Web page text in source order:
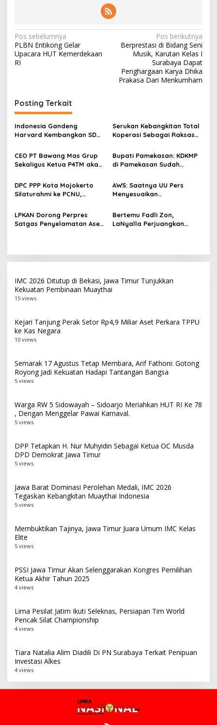
N
a
v
a
s
i
o
Pos sebelumnya
PLBN Entikong Gelar
Upacara HUT Kemerdekaan
RI
Pos berikutnya
Berprestasi di Bidang Seni
Musik, Karutan Kelas I
Surabaya Dapat
Penghargaan Karya Dhika
Prakasa Dari Menkumham
Posting Terkait
Indonesia Gandeng
Harvard Kembangkan SDM
Dunia
Serukan Kebangkitan Total
Koperasi Sebagai Raksasa
79
CEO PT Bawang Mas Grup
Sekaligus Ketua P4TM akan
Tembakau di Madura
Bupati Pamekasan: KDKMP
di Pamekasan Sudah
Selesai Akhir Juli 2026
DPC PPP Kota Mojokerto
Silaturahmi ke PCNU,
Masyarakat
AWS: Saatnya UU Pers
Menyesuaikan
Digital dan AI
LPKAN Dorong Perpres
Satgas Penyelamatan Aset
Bertemu Fadli Zon,
LaNyalla Perjuangkan
IMC 2026 Ditutup di Bekasi, Jawa Timur Tunjukkan
Kekuatan Pembinaan Muaythai
15 views
Kejari Tanjung Perak Setor Rp4,9 Miliar Aset Perkara TPPU
ke Kas Negara
10 views
Semarak 17 Agustus Tetap Membara, Arif Fathoni: Gotong
Royong Jadi Kekuatan Hadapi Tantangan Bangsa
5 views
Warga RW 5 Sidowayah – Sidoarjo Meriahkan HUT RI Ke 78
, Dengan Menggelar Pawai Karnaval.
5 views
DPP Tetapkan H. Nur Muhyidin Sebagai Ketua OC Musda
DPD Demokrat Jawa Timur
5 views
Jawa Barat Dominasi Perolehan Medali, IMC 2026
Tegaskan Kebangkitan Muaythai Indonesia
5 views
Membuktikan Tajinya, Jawa Timur Juara Umum IMC Kelas
Elite
5 views
PSSI Jawa Timur Akan Selenggarakan Kongres Pemilihan
Ketua Akhir Tahun 2025
4 views
Lima Pesilat Jatim Ikuti Seleknas, Persiapan Tim World
Pencak Silat Championship
4 views
Tiara Natalia Alim Diadili Di PN Surabaya Terkait Penipuan
Investasi Alkes
4 views